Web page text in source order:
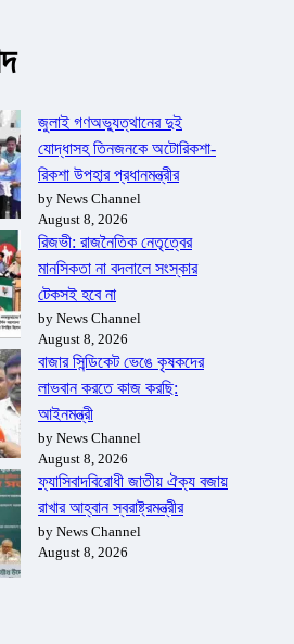
জুলাই গণঅভ্যুত্থানের দুই
যোদ্ধাসহ তিনজনকে অটোরিকশা-
রিকশা উপহার প্রধানমন্ত্রীর
by News Channel
August 8, 2026
রিজভী: রাজনৈতিক নেতৃত্বের
মানসিকতা না বদলালে সংস্কার
টেকসই হবে না
by News Channel
August 8, 2026
বাজার সিন্ডিকেট ভেঙে কৃষকদের
লাভবান করতে কাজ করছি:
আইনমন্ত্রী
by News Channel
August 8, 2026
ফ্যাসিবাদবিরোধী জাতীয় ঐক্য বজায়
রাখার আহ্বান স্বরাষ্ট্রমন্ত্রীর
by News Channel
August 8, 2026